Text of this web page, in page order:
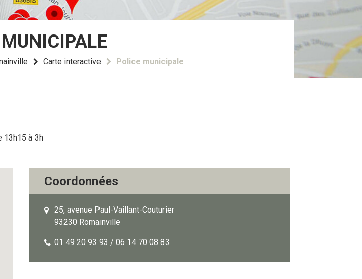
Carte interactive Police municipale
13h15 à 3h
Coordonnées
25, avenue Paul-Vaillant-Couturier
93230 Romainville
01 49 20 93 93 / 06 14 70 08 83